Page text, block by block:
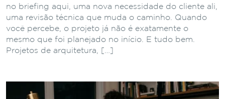
no briefing aqui, uma nova necessidade do cliente ali,
uma revisão técnica que muda o caminho. Quando
você percebe, o projeto já não é exatamente o
mesmo que foi planejado no início. E tudo bem.
Projetos de arquitetura, […]